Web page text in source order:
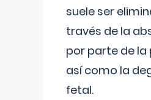
suele ser
través de la
por parte de
así como la
fetal.